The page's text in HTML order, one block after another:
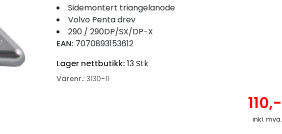
Sidemontert triangelanode
Volvo Penta drev
290 / 290DP/SX/DP-X
EAN: 7070893153612
Lager nettbutikk: 13 Stk
Varenr.: 3130-11
110,-
inkl. mva.